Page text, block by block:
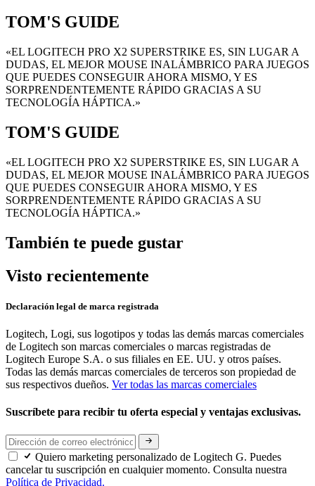
TOM'S GUIDE
«EL LOGITECH PRO X2 SUPERSTRIKE ES, SIN LUGAR A
DUDAS, EL MEJOR MOUSE INALÁMBRICO PARA JUEGOS
QUE PUEDES CONSEGUIR AHORA MISMO, Y ES
SORPRENDENTEMENTE RÁPIDO GRACIAS A SU
TECNOLOGÍA HÁPTICA.»
TOM'S GUIDE
«EL LOGITECH PRO X2 SUPERSTRIKE ES, SIN LUGAR A
DUDAS, EL MEJOR MOUSE INALÁMBRICO PARA JUEGOS
QUE PUEDES CONSEGUIR AHORA MISMO, Y ES
SORPRENDENTEMENTE RÁPIDO GRACIAS A SU
TECNOLOGÍA HÁPTICA.»
También te puede gustar
Visto recientemente
Declaración legal de marca registrada
Logitech, Logi, sus logotipos y todas las demás marcas comerciales
de Logitech son marcas comerciales o marcas registradas de
Logitech Europe S.A. o sus filiales en EE. UU. y otros países.
Todas las demás marcas comerciales de terceros son propiedad de
sus respectivos dueños. Ver todas las marcas comerciales
Suscríbete para recibir tu oferta especial y ventajas exclusivas.
Quiero marketing personalizado de Logitech G. Puedes
cancelar tu suscripción en cualquier momento. Consulta nuestra
Política de Privacidad.